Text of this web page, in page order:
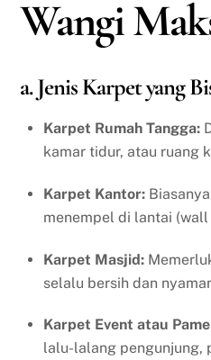
Wangi
a. Jenis Karpet yang
Karpet Rumah Tangga:
kamar tidur, atau ruang
Karpet Kantor:
menempel di lantai
Karpet Masjid:
selalu bersih dan
Karpet Event atau
lalu-lalang pengunjung,